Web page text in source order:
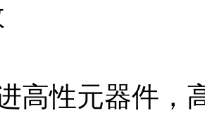
高性元器件，